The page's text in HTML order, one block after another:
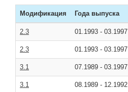
Модификация Года выпуска
2.3 01.1993 - 03.1997
2.3 01.1993 - 03.1997
3.1 07.1989 - 03.1997
3.1 08.1989 - 12.1992